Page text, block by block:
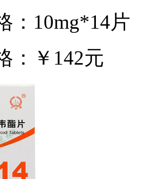
：10mg*14片
：￥142元